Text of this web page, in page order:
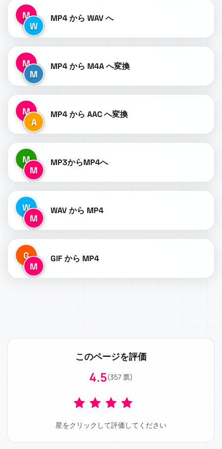
M
W
MP4 から WAV へ
M
M
MP4 から M4A へ変換
M
A
MP4 から AAC へ変換
M
M
MP3からMP4へ
W
M
WAV から MP4
G
M
GIF から MP4
このページを評価
4.5(357 票)
星をクリックして評価してください